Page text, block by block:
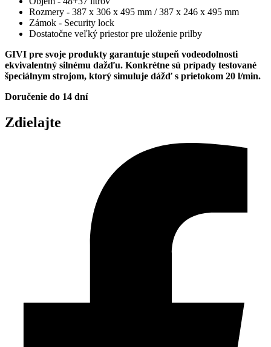
Rozmery - 387 x 306 x 495 mm / 387 x 246 x 495 mm
Zámok - Security lock
Dostatočne veľký priestor pre uloženie prilby
GIVI pre svoje produkty garantuje stupeň vodeodolnosti
ekvivalentný silnému dažďu. Konkrétne sú prípady testované
špeciálnym strojom, ktorý simuluje dážď s prietokom 20 l/min.
Doručenie do 14 dní
Zdielajte